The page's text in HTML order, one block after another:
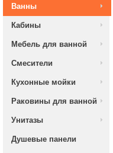
Ванны
Кабины
Мебель для ванной
Смесители
Кухонные мойки
Раковины для ванной
Унитазы
Душевые панели